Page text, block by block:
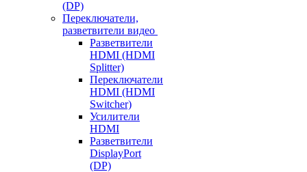
(DP)
Переключатели,
разветвители видео
Разветвители
HDMI (HDMI
Splitter)
Переключатели
HDMI (HDMI
Switcher)
Усилители
HDMI
Разветвители
DisplayPort
(DP)